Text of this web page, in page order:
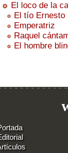
El loco de la
El tío Ernesto
Emperatriz
Raquel
El hombre